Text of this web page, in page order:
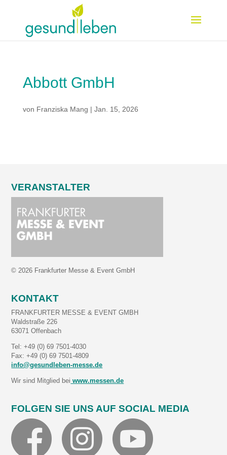
Abbott GmbH
von Franziska Mang | Jan. 15, 2026
VERANSTALTER
© 2026 Frankfurter Messe & Event GmbH
KONTAKT
FRANKFURTER MESSE & EVENT GMBH
Waldstraße 226
63071 Offenbach
Tel: +49 (0) 69 7501-4030
Fax: +49 (0) 69 7501-4809
info@gesundleben-messe.de
Wir sind Mitglied bei www.messen.de
FOLGEN SIE UNS AUF SOCIAL MEDIA